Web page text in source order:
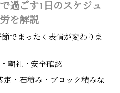
過ごす1日のスケジュ
を解説
でまったく表情が変わりま
朝礼・安全確認
定・石積み・ブロック積みな